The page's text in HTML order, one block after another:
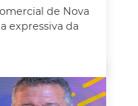
de Nova
expressiva da